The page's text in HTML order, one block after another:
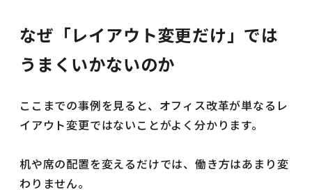
なぜ「レイアウト変更だけ」では
うまくいかないのか
ここまでの事例を見ると、オフィス改革が単なるレ
イアウト変更ではないことがよく分かります。
机や席の配置を変えるだけでは、働き方はあまり変
わりません。